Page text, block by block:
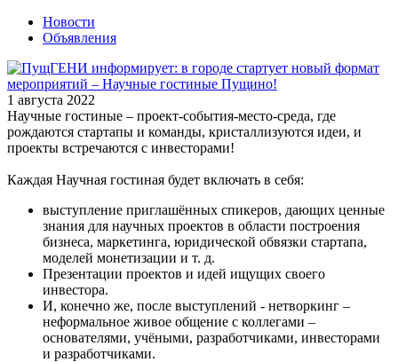
Новости
Объявления
1 августа 2022
Научные гостиные – проект-события-место-среда, где
рождаются стартапы и команды, кристаллизуются идеи, и
проекты встречаются с инвесторами!
Каждая Научная гостиная будет включать в себя:
выступление приглашённых спикеров, дающих ценные
знания для научных проектов в области построения
бизнеса, маркетинга, юридической обвязки стартапа,
моделей монетизации и т. д.
Презентации проектов и идей ищущих своего
инвестора.
И, конечно же, после выступлений - нетворкинг –
неформальное живое общение с коллегами –
основателями, учёными, разработчиками, инвесторами
и разработчиками.